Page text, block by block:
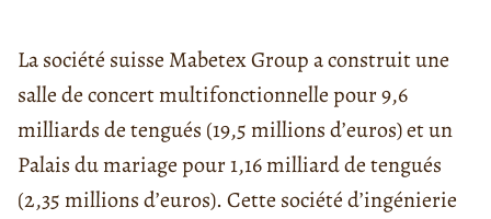
La société suisse Mabetex Group a construit une
salle de concert multifonctionnelle pour 9,6
milliards de tengués (19,5 millions d’euros) et un
Palais du mariage pour 1,16 milliard de tengués
(2,35 millions d’euros). Cette société d’ingénierie